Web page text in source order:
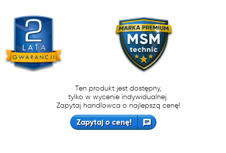
Ten produkt jest dostępny,
tylko w wycenie indywidualnej.
Zapytaj handlowca o najlepszą cenę!
Zapytaj o cenę!